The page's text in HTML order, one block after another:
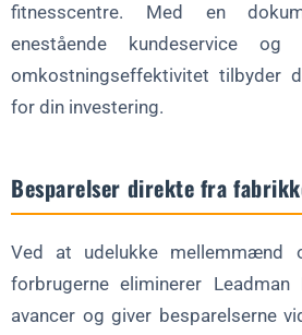
fitnesscentre. Med en
enestående kundeservice
omkostningseffektivitet tilbyder
for din investering.
Besparelser direkte fra
Ved at udelukke mellemmænd
forbrugerne eliminerer Leadman
avancer og giver besparelserne